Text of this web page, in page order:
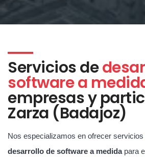
Servicios de
software a
empresas y
Zarza (Badajoz)
Nos especializamos en ofrecer servicios
desarrollo de software a medidapara